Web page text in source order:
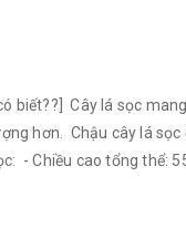
biết??] Cây lá sọc
hơn. Chậu cây lá
- Chiều cao tổng thể:
phát triển thịnh vượng,